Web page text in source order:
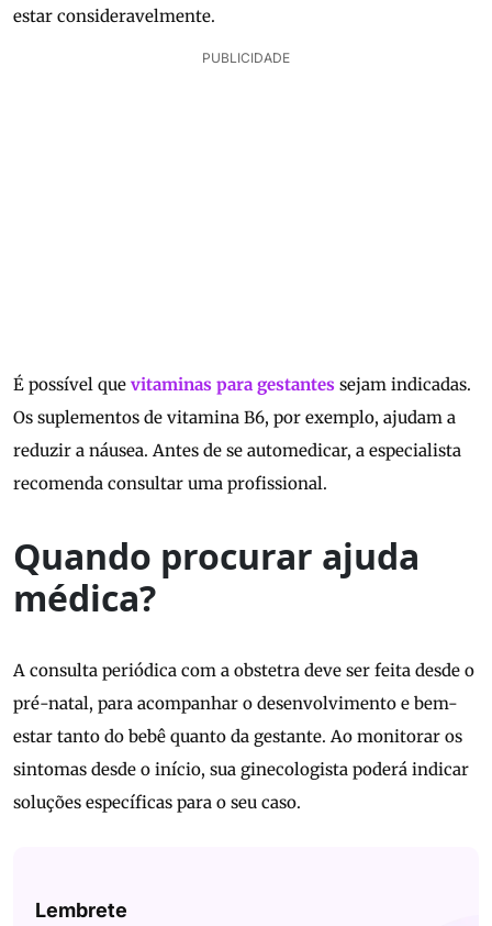
estar consideravelmente.
PUBLICIDADE
É possível que vitaminas para gestantes sejam indicadas.
Os suplementos de vitamina B6, por exemplo, ajudam a
reduzir a náusea. Antes de se automedicar, a especialista
recomenda consultar uma profissional.
Quando procurar ajuda
médica?
A consulta periódica com a obstetra deve ser feita desde o
pré-natal, para acompanhar o desenvolvimento e bem-
estar tanto do bebê quanto da gestante. Ao monitorar os
sintomas desde o início, sua ginecologista poderá indicar
soluções específicas para o seu caso.
Lembrete